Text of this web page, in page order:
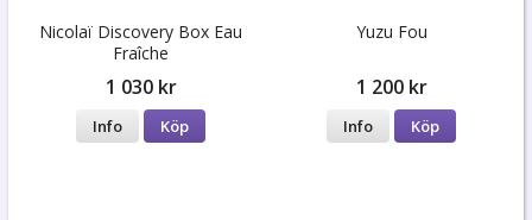
Nicolaï Discovery Box Eau
Fraîche
1 030 kr
Info Köp
Yuzu Fou
1 200 kr
Info Köp